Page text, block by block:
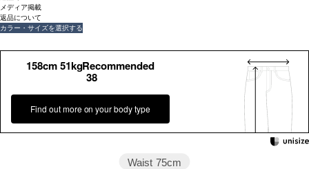
メディア掲載
返品について
カラー・サイズを選択する
158cm 51kgRecommended
38
Find out more on your body type
Waist 75cm